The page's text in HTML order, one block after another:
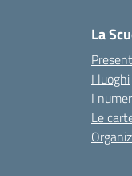
La
I luoghi
I
Le